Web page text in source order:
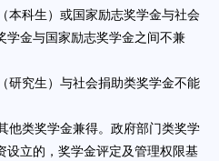
科生）或国家励志奖学金与社会
学金与国家励志奖学金之间不兼
究生）与社会捐助类奖学金不能
类奖学金兼得。政府部门类奖学
设立的，奖学金评定及管理权限基